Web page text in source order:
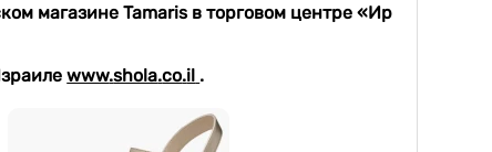
ом магазине Tamaris в торговом центре «Ир
www.shola.co.il .